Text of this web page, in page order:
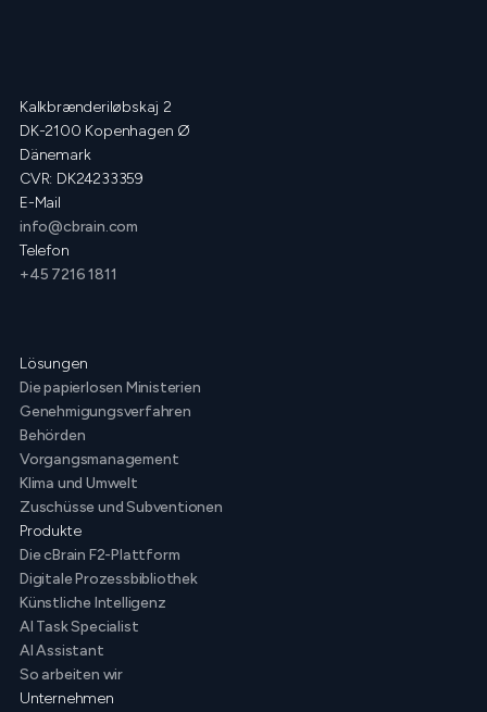
Kalkbrænderiløbskaj 2
DK-2100 Kopenhagen Ø
Dänemark
CVR: DK24233359
E-Mail
info@cbrain.com
Telefon
+45 7216 1811
Lösungen
Die papierlosen Ministerien
Genehmigungsverfahren
Behörden
Vorgangsmanagement
Klima und Umwelt
Zuschüsse und Subventionen
Produkte
Die cBrain F2-Plattform
Digitale Prozessbibliothek
Künstliche Intelligenz
AI Task Specialist
AI Assistant
So arbeiten wir
Unternehmen